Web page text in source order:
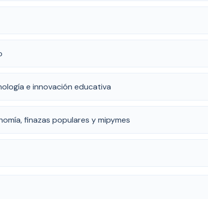
e innovación educativa
finazas populares y mipymes